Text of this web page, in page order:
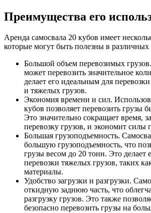
Преимущества его
Аренда самосвала 20 кубов имеет
которые могут быть полезны в различных
Большой объем перевозимых
может перевозить значительное
делает его идеальным для
и тяжелых грузов.
Экономия времени и сил.
кубов позволяет перевозить грузы
Это значительно сокращает время,
перевозку грузов, и экономит силы
Большая грузоподъемность.
большую грузоподъемность, что
грузы весом до 20 тонн. Это делает
перевозки тяжелых грузов, таких
материалы.
Удобство загрузки и разгрузки.
откидную заднюю часть, что
разгрузку грузов. Это также
безопасно перевозить грузы на